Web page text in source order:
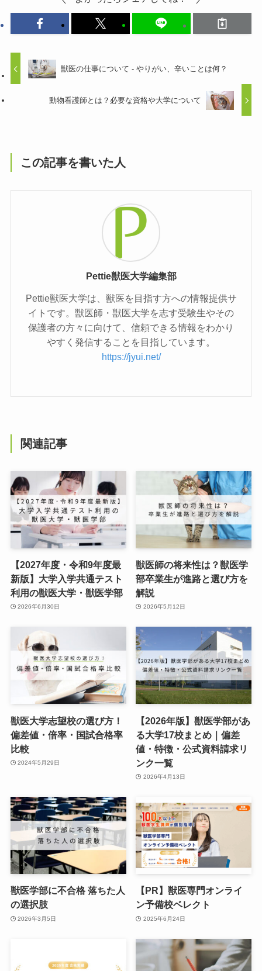
獣医の仕事について - やりがい、辛いことは何？
動物看護師とは？必要な資格や大学について
この記事を書いた人
Pettie獣医大学編集部
Pettie獣医大学は、獣医を目指す方への情報提供サ
イトです。獣医師・獣医大学を志す受験生やその
保護者の方々に向けて、信頼できる情報をわかり
やすく発信することを目指しています。
https://jyui.net/
関連記事
【2027年度・令和9年度最
新版】大学入学共通テスト
利用の獣医大学・獣医学部
2026年6月30日
獣医師の将来性は？獣医学
部卒業生が進路と選び方を
解説
2026年5月12日
獣医大学志望校の選び方！
偏差値・倍率・国試合格率
比較
2024年5月29日
【2026年版】獣医学部があ
る大学17校まとめ｜偏差
値・特徴・公式資料請求リ
ンク一覧
2026年4月13日
獣医学部に不合格 落ちた人
の選択肢
2026年3月5日
【PR】獣医専門オンライ
ン予備校ベレクト
2025年6月24日